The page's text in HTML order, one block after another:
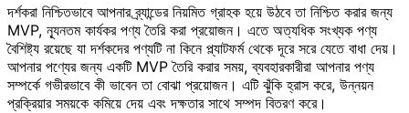
দর্শকরা নিশ্চিতভাবে আপনার ব্র্যান্ডের নিয়মিত গ্রাহক হয়ে উঠবে তা নিশ্চিত করার জন্য
MVP, ন্যূনতম কার্যকর পণ্য তৈরি করা প্রয়োজন। এতে অত্যধিক সংখ্যক পণ্য
বৈশিষ্ট্য রয়েছে যা দর্শকদের পণ্যটি না কিনে প্ল্যাটফর্ম থেকে দূরে সরে যেতে বাধা দেয়।
আপনার পণ্যের জন্য একটি MVP তৈরি করার সময়, ব্যবহারকারীরা আপনার পণ্য
সম্পর্কে গভীরভাবে কী ভাবেন তা বোঝা প্রয়োজন। এটি ঝুঁকি হ্রাস করে, উন্নয়ন
প্রক্রিয়ার সময়কে কমিয়ে দেয় এবং দক্ষতার সাথে সম্পদ বিতরণ করে।